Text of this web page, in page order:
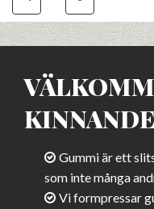
Gummi är ett
som inte många
Vi formpressar